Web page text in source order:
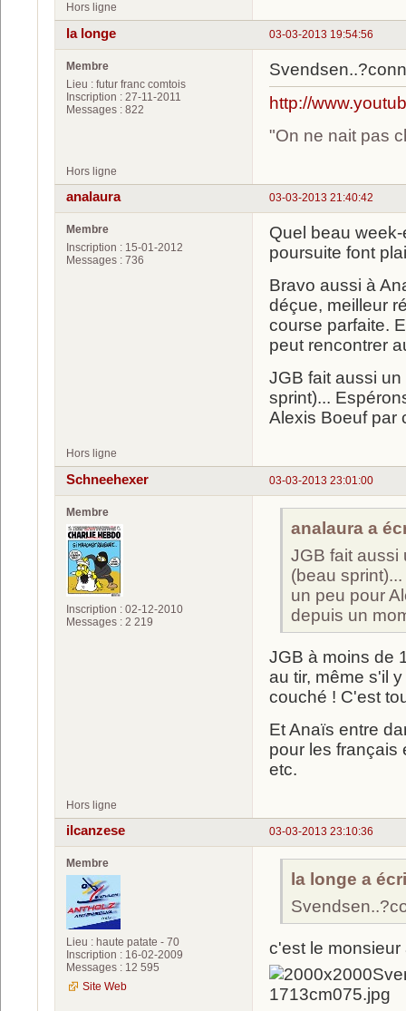
Hors ligne
03-03-2013 19:54:56
la longe
Membre
Lieu : futur franc comtois
Inscription : 27-11-2011
Messages : 822
http://
"On ne nait pas
Hors ligne
03-03-2013 21:40:42
analaura
Membre
Inscription : 15-01-2012
Messages : 736
Quel beau
poursuite font
Bravo aussi à
déçue, meilleur
course parfaite.
peut rencontrer
JGB fait aussi
sprint)...
Alexis Boeuf par
Hors ligne
03-03-2013 23:01:00
Schneehexer
Membre
Inscription : 02-12-2010
Messages : 2 219
analaura a
JGB fait aussi
(beau
un peu pour
depuis un
JGB à moins de
au tir, même s'il
couché ! C'est
Et Anaïs entre
pour les français
etc.
Hors ligne
03-03-2013 23:10:36
ilcanzese
Membre
Lieu : haute patate - 70
Inscription : 16-02-2009
Messages : 12 595
Site Web
la longe a
c'est le